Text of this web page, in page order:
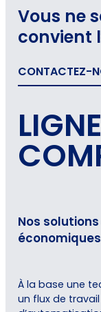
Vous ne
convient
CONTACTEZ-
Nos
À la base une
un flux de